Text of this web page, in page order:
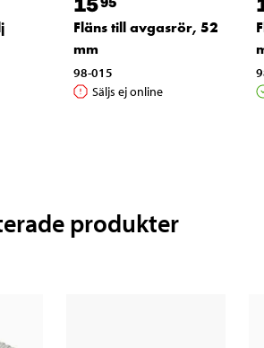
Fläns till avgasrör, 52
mm
98-015
Säljs ej online
produkter